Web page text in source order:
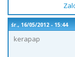
śr., 16/05/2012 - 15:44
kerapap